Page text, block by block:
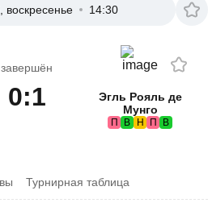
воскресенье
14:30
завершён
0:1
Эгль Рояль де
Мунго
П В Н П В
Турнирная таблица